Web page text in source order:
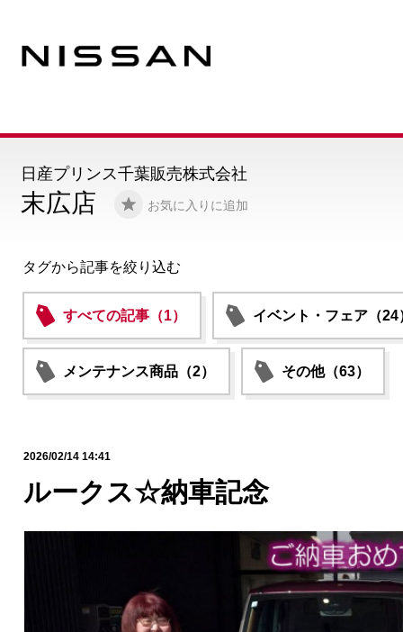
末広店 お気に入りに追加
日産プリンス千葉販売株式会社
タグから記事を絞り込む
すべての記事（1） イベント・フェア（24
メンテナンス商品（2） その他（63）
2026/02/14 14:41
ルークス☆納車記念